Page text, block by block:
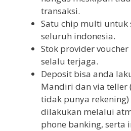
transaksi.
Satu chip multi untuk
seluruh indonesia.
Stok provider
selalu terjaga.
Deposit bisa anda
Mandiri dan via teller
tidak punya
dilakukan melalui
phone banking, serta